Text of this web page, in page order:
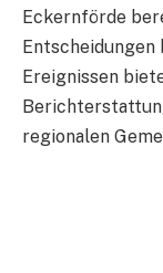
Eckernförde
Ereignissen
regionalen